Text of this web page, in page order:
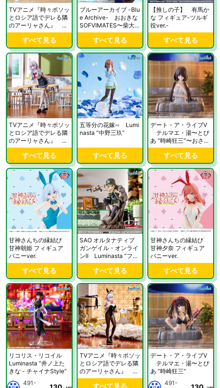
TVアニメ『時々ボソッ
とロシア語でデレる隣
のアーリャさん』 Lu
minasta “アーリャ”体
すべて見る
ブルーアーカイブ -Blu
e Archive- おおきな
SOFVIMATES〜柴大
将〜
すべて見る
【推しの子】 有馬か
な フィギュア-ツルギ
役ver.-
すべて見る
TVアニメ『時々ボソッ
とロシア語でデレる隣
のアーリャさん』 Lu
minasta “アーリャ”夏
すべて見る
五等分の花嫁∽ Lumi
nasta “中野三玖”
すべて見る
デート・ア・ライブV
テルマエ・湯〜とぴ
あ “時崎狂三”〜おさ
げ〜
すべて見る
甘神さんちの縁結び
甘神朝姫 フィギュア
バニーver.
すべて見る
SAO オルタナティブ
ガンゲイル・オンライ
ンⅡ Luminasta “フカ
次郎”
すべて見る
甘神さんちの縁結び
甘神夕奈 フィギュア
バニーver.
すべて見る
リコリス・リコイル
Luminasta “井ノ上た
きな - チャイナStyle”
491-
TVアニメ『時々ボソッ
とロシア語でデレる隣
のアーリャさん』 Lu
minasta “アーリャ”バ
すべて見る
デート・ア・ライブV
テルマエ・湯〜とぴ
あ “時崎狂三”
491-